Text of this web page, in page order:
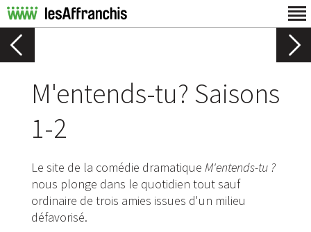
M'entends-tu? Saisons
1-2
Le site de la comédie dramatique M'entends-tu ?
nous plonge dans le quotidien tout sauf
ordinaire de trois amies issues d'un milieu
défavorisé.